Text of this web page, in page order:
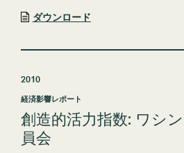
ダウンロード
2010
経済影響レポート
創造的活力指数: ワシ
員会